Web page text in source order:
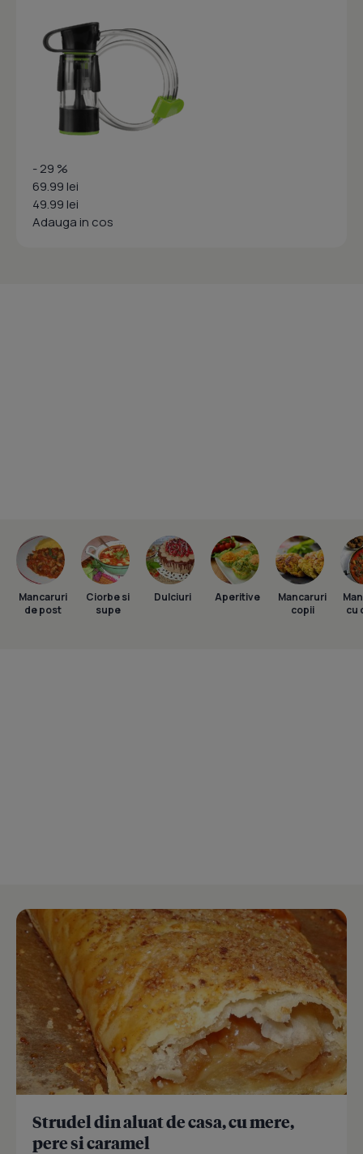
- 29 %
69.99 lei
49.99 lei
Adauga in cos
Mancaruri
de post
Ciorbe si
supe
Dulciuri Aperitive
Mancaruri
copii
cu
Strudel din aluat de casa, cu mere,
pere si caramel